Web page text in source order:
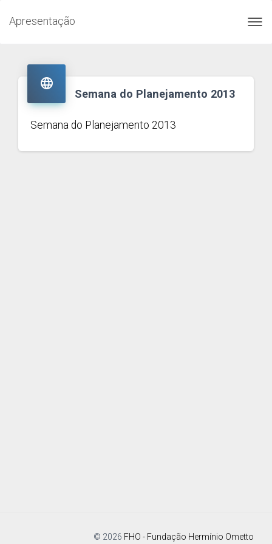
Apresentação

Semana do Planejamento 2013
Semana do Planejamento 2013
© 2026 FHO - Fundação Hermínio Ometto